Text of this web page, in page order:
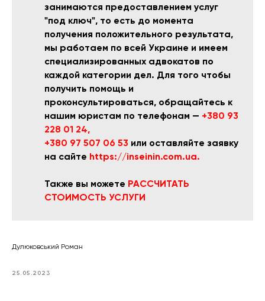
занимаются предоставлением услуг
"под ключ", то есть до момента
получения положительного результата,
мы работаем по всей Украине и имеем
специализированных адвокатов по
каждой категории дел. Для того чтобы
получить помощь и
проконсультироваться, обращайтесь к
нашим юристам по телефонам — +380 93
228 01 24,
+380 97 507 06 53 или оставляйте заявку
на сайте https://inseinin.com.ua.
Также вы можете РАССЧИТАТЬ
СТОИМОСТЬ УСЛУГИ
Дулюковський Роман
25.05.2023